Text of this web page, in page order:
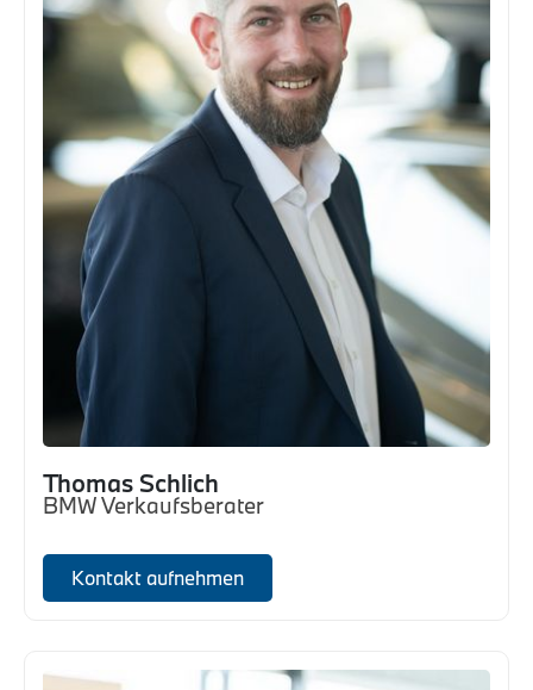
Thomas Schlich
BMW Verkaufsberater
Kontakt aufnehmen